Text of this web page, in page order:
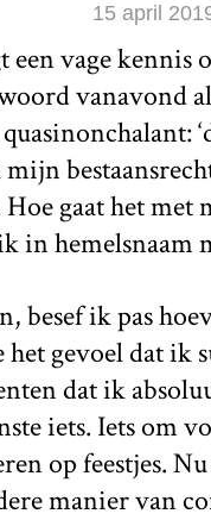
15 april
een vage
vanavond
gaat het met
in hemelsnaam
besef ik pas
gevoel dat ik
dat ik
iets. Iets om
op feestjes.
manier van